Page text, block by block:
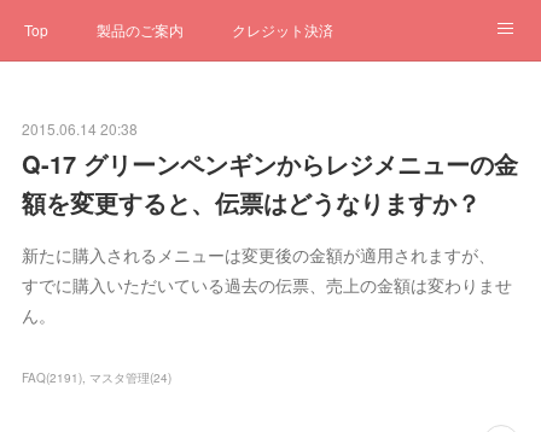
Top 製品のご案内 クレジット決済
2015.06.14 20:38
Q-17 グリーンペンギンからレジメニューの金
額を変更すると、伝票はどうなりますか？
新たに購入されるメニューは変更後の金額が適用されますが、
すでに購入いただいている過去の伝票、売上の金額は変わりませ
ん。
FAQ(2191) マスタ管理(24)